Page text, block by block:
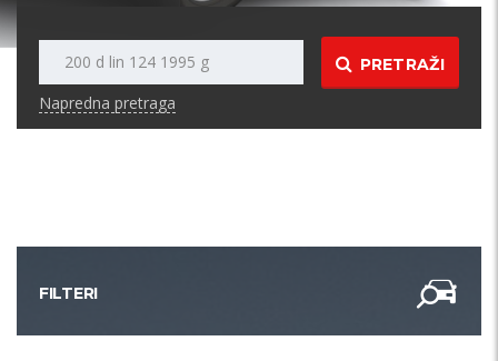
PRETRAŽI
Napredna pretraga
FILTERI